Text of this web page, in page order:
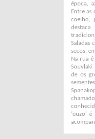
época,
Entre as
coelho,
Saladas
secos,
Na rua
Souvlaki
de os
‘ouzo’